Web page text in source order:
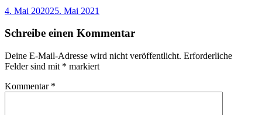
4. Mai 202025. Mai 2021
Schreibe einen Kommentar
Deine E-Mail-Adresse wird nicht veröffentlicht. Erforderliche
Felder sind mit * markiert
Kommentar *